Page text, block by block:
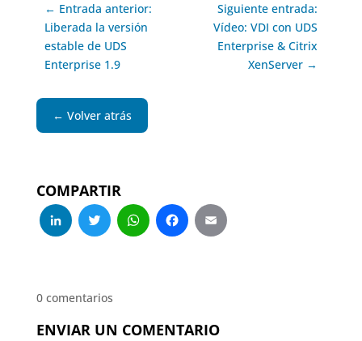
← Entrada anterior:
Liberada la versión
estable de UDS
Enterprise 1.9
Siguiente entrada:
Vídeo: VDI con UDS
Enterprise & Citrix
XenServer →
← Volver atrás
COMPARTIR
LinkedIn
Twitter
WhatsApp
Facebook
0 comentarios
ENVIAR UN COMENTARIO